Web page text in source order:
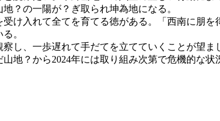
？の一陽が？ぎ取られ坤為地になる。
け入れて全てを育てる徳がある。「西南に朋
。
し、一歩遅れて手だてを立てていくことが望ま
地？から2024年には取り組み次第で危機的な